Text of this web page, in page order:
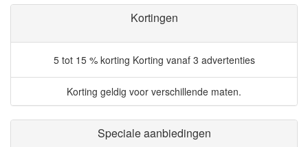
Kortingen
5 tot 15 % korting Korting vanaf 3 advertenties
Korting geldig voor verschillende maten.
Speciale aanbiedingen